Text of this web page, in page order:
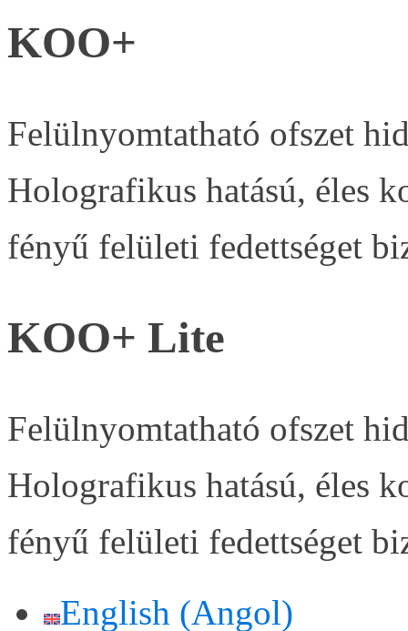
KOO+
Felülnyomtatható ofszet
Holografikus hatású, éles
fényű felületi fedettséget
KOO+ Lite
Felülnyomtatható ofszet
Holografikus hatású, éles
fényű felületi fedettséget
English (Angol)